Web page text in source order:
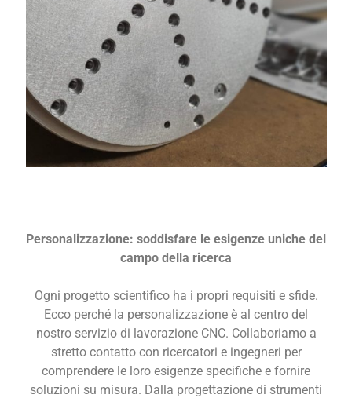
Personalizzazione: soddisfare le esigenze uniche del
campo della ricerca
Ogni progetto scientifico ha i propri requisiti e sfide.
Ecco perché la personalizzazione è al centro del
nostro servizio di lavorazione CNC. Collaboriamo a
stretto contatto con ricercatori e ingegneri per
comprendere le loro esigenze specifiche e fornire
soluzioni su misura. Dalla progettazione di strumenti